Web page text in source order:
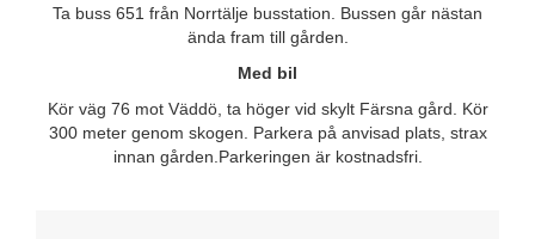
Ta buss 651 från Norrtälje busstation. Bussen går nästan
ända fram till gården.
Med bil
Kör väg 76 mot Väddö, ta höger vid skylt Färsna gård. Kör
300 meter genom skogen. Parkera på anvisad plats, strax
innan gården.Parkeringen är kostnadsfri.